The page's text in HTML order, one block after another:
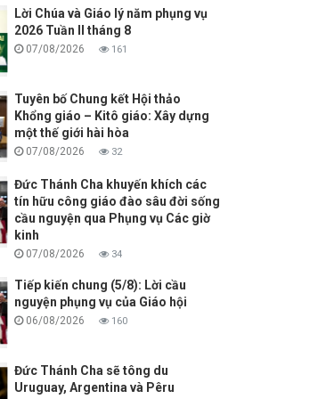
Lời Chúa và Giáo lý năm phụng vụ
2026 Tuần II tháng 8
07/08/2026 161
Tuyên bố Chung kết Hội thảo
Khổng giáo – Kitô giáo: Xây dựng
một thế giới hài hòa
07/08/2026 32
Đức Thánh Cha khuyến khích các
tín hữu công giáo đào sâu đời sống
cầu nguyện qua Phụng vụ Các giờ
kinh
07/08/2026 34
Tiếp kiến chung (5/8): Lời cầu
nguyện phụng vụ của Giáo hội
06/08/2026 160
Đức Thánh Cha sẽ tông du
Uruguay, Argentina và Pêru